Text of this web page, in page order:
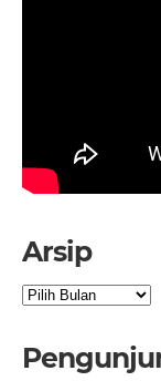
Arsip
Arsip